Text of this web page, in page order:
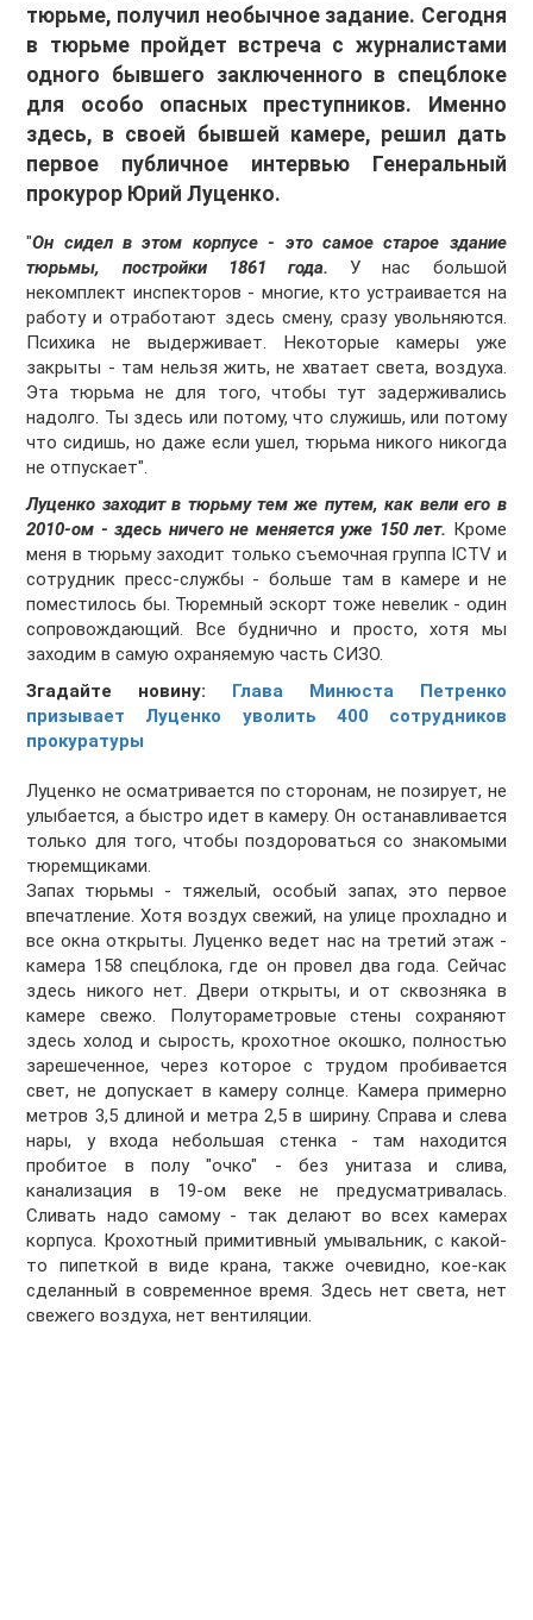
тюрьме, получил необычное задание. Сегодня
в тюрьме пройдет встреча с журналистами
одного бывшего заключенного в спецблоке
для особо опасных преступников. Именно
здесь, в своей бывшей камере, решил дать
первое публичное интервью Генеральный
прокурор Юрий Луценко.
"Он сидел в этом корпусе - это самое старое здание
тюрьмы, постройки 1861 года. У нас большой
некомплект инспекторов - многие, кто устраивается на
работу и отработают здесь смену, сразу увольняются.
Психика не выдерживает. Некоторые камеры уже
закрыты - там нельзя жить, не хватает света, воздуха.
Эта тюрьма не для того, чтобы тут задерживались
надолго. Ты здесь или потому, что служишь, или потому
что сидишь, но даже если ушел, тюрьма никого никогда
не отпускает".
Луценко заходит в тюрьму тем же путем, как вели его в
2010-ом - здесь ничего не меняется уже 150 лет. Кроме
меня в тюрьму заходит только съемочная группа ICTV и
сотрудник пресс-службы - больше там в камере и не
поместилось бы. Тюремный эскорт тоже невелик - один
сопровождающий. Все буднично и просто, хотя мы
заходим в самую охраняемую часть СИЗО.
Згадайте новину: Глава Минюста Петренко
призывает Луценко уволить 400 сотрудников
прокуратуры
Луценко не осматривается по сторонам, не позирует, не
улыбается, а быстро идет в камеру. Он останавливается
только для того, чтобы поздороваться со знакомыми
тюремщиками.
Запах тюрьмы - тяжелый, особый запах, это первое
впечатление. Хотя воздух свежий, на улице прохладно и
все окна открыты. Луценко ведет нас на третий этаж -
камера 158 спецблока, где он провел два года. Сейчас
здесь никого нет. Двери открыты, и от сквозняка в
камере свежо. Полутораметровые стены сохраняют
здесь холод и сырость, крохотное окошко, полностью
зарешеченное, через которое с трудом пробивается
свет, не допускает в камеру солнце. Камера примерно
метров 3,5 длиной и метра 2,5 в ширину. Справа и слева
нары, у входа небольшая стенка - там находится
пробитое в полу "очко" - без унитаза и слива,
канализация в 19-ом веке не предусматривалась.
Сливать надо самому - так делают во всех камерах
корпуса. Крохотный примитивный умывальник, с какой-
то пипеткой в виде крана, также очевидно, кое-как
сделанный в современное время. Здесь нет света, нет
свежего воздуха, нет вентиляции.